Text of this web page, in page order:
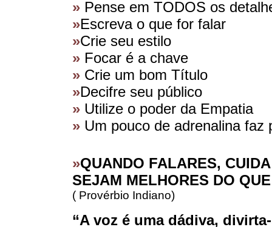
» Pense em TODOS os
»Escreva o que for falar
»Crie seu estilo
» Focar é a chave
» Crie um bom Título
»Decifre seu público
» Utilize o poder da Empatia
» Um pouco de adrenalina faz
»QUANDO FALARES,
SEJAM MELHORES DO
( Provérbio Indiano)
“A voz é uma dádiva,